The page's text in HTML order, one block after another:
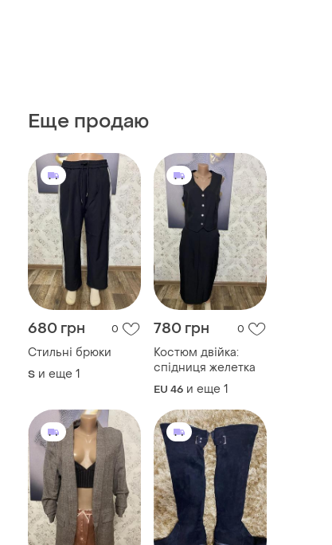
Еще продаю
680 грн 0
Стильні брюки
S и еще 1
780 грн 0
Костюм двійка:
спідниця желетка
EU 46 и еще 1